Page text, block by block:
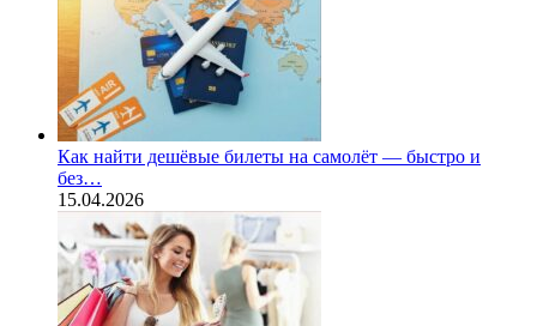
Как найти дешёвые билеты на самолёт — быстро и
без…
15.04.2026